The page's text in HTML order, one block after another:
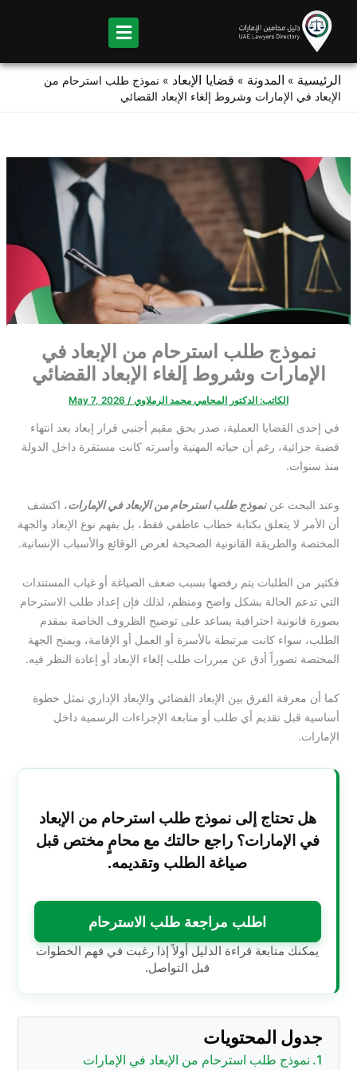
content
الرئيسية » المدونة » قضايا الإبعاد » نموذج طلب استرحام من
الإبعاد في الإمارات وشروط إلغاء الإبعاد القضائي
نموذج طلب استرحام من الإبعاد في
الإمارات وشروط إلغاء الإبعاد القضائي
الكاتب: الدكتور المحامي محمد الرملاوي /
May 7, 2026
في إحدى القضايا العملية، صدر بحق مقيم أجنبي قرار إبعاد بعد انتهاء
قضية جزائية، رغم أن حياته المهنية وأسرته كانت مستقرة داخل الدولة
منذ سنوات.
وعند البحث عننموذج طلب استرحام من الإبعاد في الإمارات، اكتشف
أن الأمر لا يتعلق بكتابة خطاب عاطفي فقط، بل بفهم نوع الإبعاد والجهة
المختصة والطريقة القانونية الصحيحة لعرض الوقائع والأسباب الإنسانية.
فكثير من الطلبات يتم رفضها بسبب ضعف الصياغة أو غياب المستندات
التي تدعم الحالة بشكل واضح ومنظم، لذلك فإن إعداد طلب الاسترحام
بصورة قانونية احترافية يساعد على توضيح الظروف الخاصة بمقدم
الطلب، سواء كانت مرتبطة بالأسرة أو العمل أو الإقامة، ويمنح الجهة
المختصة تصوراً أدق عن مبررات طلب إلغاء الإبعاد أو إعادة النظر فيه.
كما أن معرفة الفرق بين الإبعاد القضائي والإبعاد الإداري تمثل خطوة
أساسية قبل تقديم أي طلب أو متابعة الإجراءات الرسمية داخل
الإمارات.
هل تحتاج إلى نموذج طلب استرحام من الإبعاد
في الإمارات؟ راجع حالتك مع محامٍ مختص قبل
صياغة الطلب وتقديمه.
اطلب مراجعة طلب الاسترحام
يمكنك متابعة قراءة الدليل أولاً إذا رغبت في فهم الخطوات
قبل التواصل.
جدول المحتويات
نموذج طلب استرحام من الإبعاد في الإمارات